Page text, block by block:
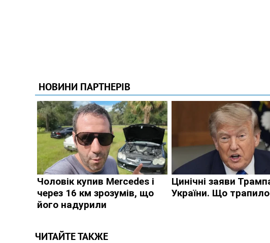
ЧИТАЙТЕ ТАКЖЕ